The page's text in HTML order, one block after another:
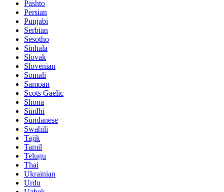
Pashto
Persian
Punjabi
Serbian
Sesotho
Sinhala
Slovak
Slovenian
Somali
Samoan
Scots Gaelic
Shona
Sindhi
Sundanese
Swahili
Tajik
Tamil
Telugu
Thai
Ukrainian
Urdu